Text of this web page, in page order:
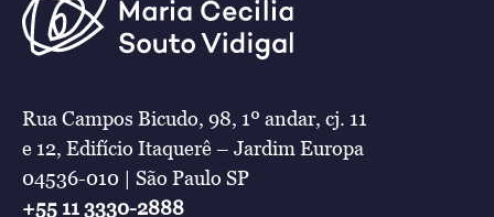
Rua Campos Bicudo, 98, 1º andar, cj. 11
e 12, Edifício Itaquerê – Jardim Europa
04536-010 | São Paulo SP
+55 11 3330-2888